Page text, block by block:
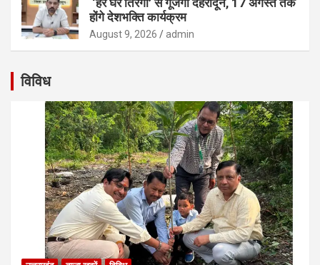
होंगे देशभक्ति कार्यक्रम
August 9, 2026 admin
विविध